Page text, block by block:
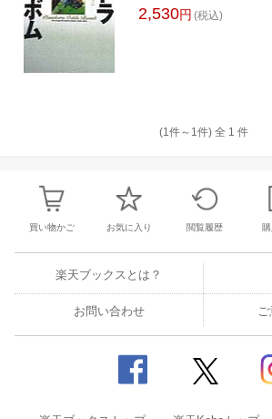
2,530円 (税込)
(1件～ 1件) 全 1 件
買い物かご お気に入り 閲覧履歴
楽天ブックスとは？
お問い合わせ